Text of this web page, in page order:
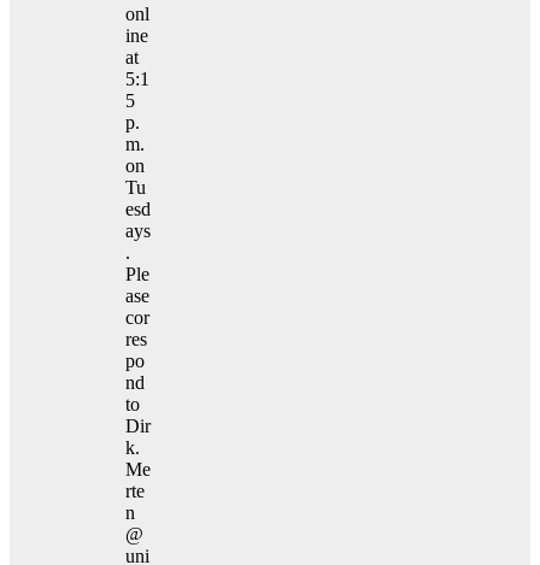
onl
ine
at
5:1
5
p.
m.
on
Tu
esd
ays
.
Ple
ase
cor
res
po
nd
to
Dir
k.
Me
rte
n
@
uni